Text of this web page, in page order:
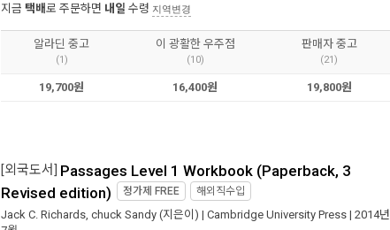
지금 택배로 주문하면 내일 수령 지역변경
알라딘 중고
(1)
이 광활한 우주점
(10)
판매자 중고
(21)
19,700원 16,400원 19,800원
[외국도서] Passages Level 1 Workbook (Paperback, 3
Revised edition) 정가제 FREE 해외직수입
Jack C. Richards, chuck Sandy (지은이) | Cambridge University Press | 2014년